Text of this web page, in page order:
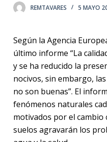
n
n
d
o
REMTAVARES 5 MAYO
Según la Agencia
último informe “La
y se ha reducido la
nocivos, sin embargo,
no son buenas”. El
fenómenos naturales
motivados por el cambio
suelos agravarán los